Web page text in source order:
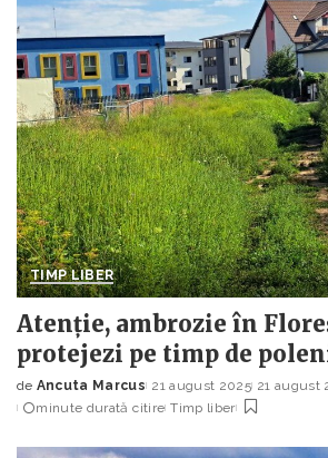
TIMP LIBER
Atenție, ambrozie în
protejezi pe timp de
Posted
by
de Ancuta Marcus 21 august 2025 21 august
minute durată citire Timp liber